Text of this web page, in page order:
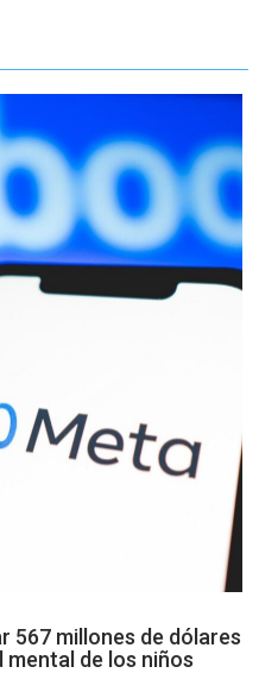
567 millones de dólares
de los niños